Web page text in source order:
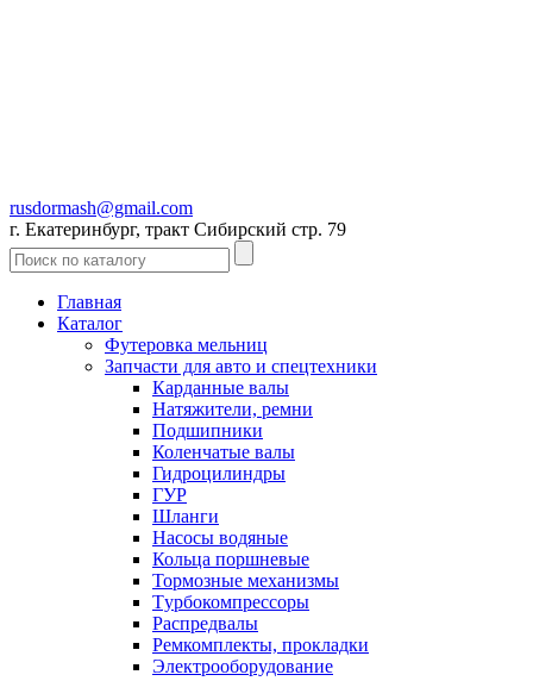
rusdormash@gmail.com
г. Екатеринбург, тракт Сибирский стр. 79
Главная
Каталог
Футеровка мельниц
Запчасти для авто и спецтехники
Карданные валы
Натяжители, ремни
Подшипники
Коленчатые валы
Гидроцилиндры
ГУР
Шланги
Насосы водяные
Кольца поршневые
Тормозные механизмы
Tурбокомпрессоры
Распредвалы
Ремкомплекты, прокладки
Электрооборудование